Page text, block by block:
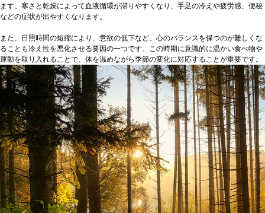
ます。寒さと乾燥によって血液循環が滞りやすくなり、手足の冷えや疲労感、便秘
などの症状が出やすくなります。
また、日照時間の短縮により、意欲の低下など、心のバランスを保つのが難しくな
ることも冷え性を悪化させる要因の一つです。この時期に意識的に温かい食べ物や
運動を取り入れることで、体を温めながら季節の変化に対応することが重要です。